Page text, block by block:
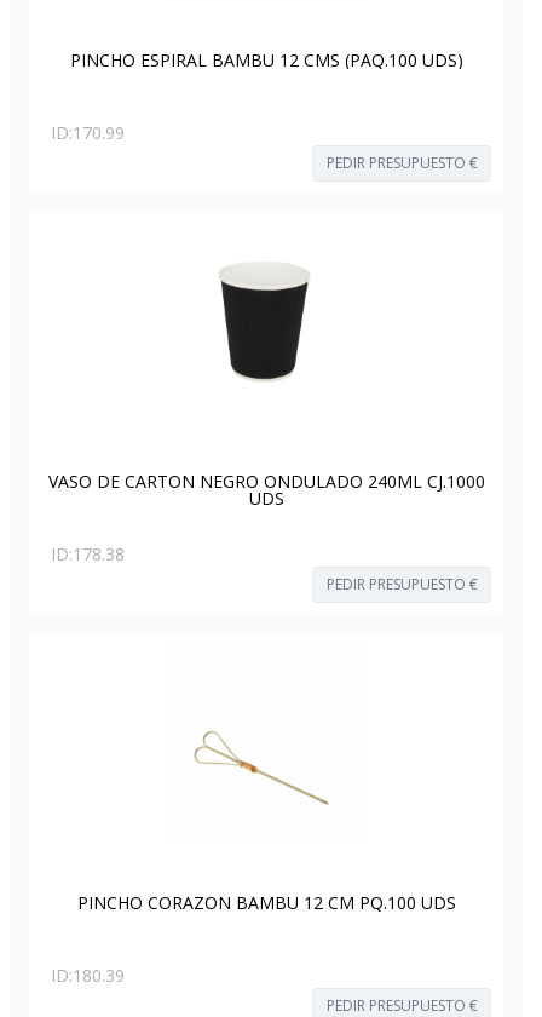
PINCHO ESPIRAL BAMBU 12 CMS (PAQ.100 UDS)
ID:170.99
PEDIR PRESUPUESTO €
VASO DE CARTON NEGRO ONDULADO 240ML CJ.1000
UDS
ID:178.38
PEDIR PRESUPUESTO €
PINCHO CORAZON BAMBU 12 CM PQ.100 UDS
ID:180.39
PEDIR PRESUPUESTO €